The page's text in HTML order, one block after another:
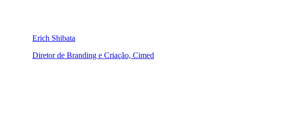
Erich Shibata
Diretor de Branding e Criação, Cimed